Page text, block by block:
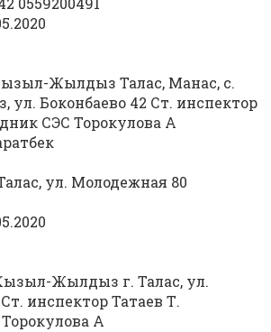
Жылдыз Талас, Манас, с.
Боконбаево 42 Ст. инспектор
СЭС Торокулова А
ул. Молодежная 80
Жылдыз г. Талас, ул.
инспектор Татаев Т.
А